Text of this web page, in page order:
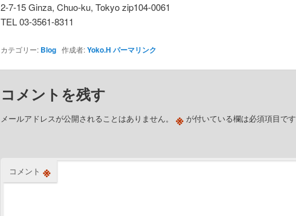
2-7-15 Ginza, Chuo-ku, Tokyo zip104-0061
TEL 03-3561-8311
カテゴリー: Blog作成者:Yoko.H パーマリンク
コメントを残す
メールアドレスが公開されることはありません。 ※が付いている欄は必須項目です
コメント ※